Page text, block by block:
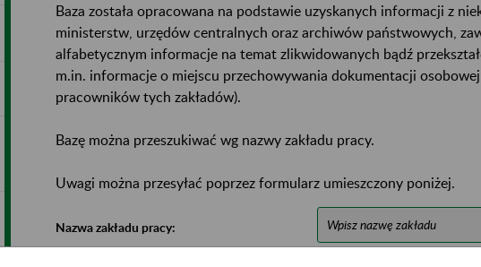
Baza została opracowana na podstawie uzyskanych informacji z
ministerstw, urzędów centralnych oraz archiwów państwowych,
alfabetycznym informacje na temat zlikwidowanych bądź
m.in. informacje o miejscu przechowywania dokumentacji
pracowników tych zakładów).
Bazę można przeszukiwać wg nazwy zakładu pracy.
Uwagi można przesyłać poprzez formularz umieszczony poniżej.
Nazwa zakładu pracy: